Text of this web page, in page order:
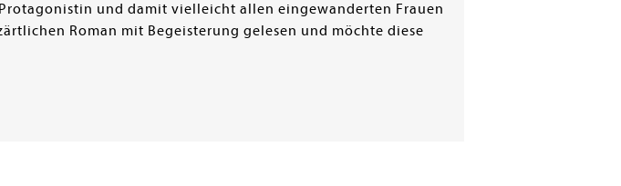
und damit vielleicht allen eingewanderten Frauen
Roman mit Begeisterung gelesen und möchte diese